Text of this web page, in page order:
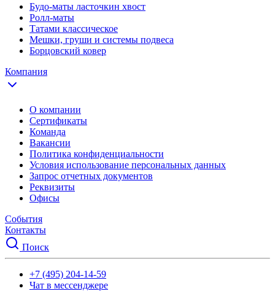
Будо-маты ласточкин хвост
Ролл-маты
Татами классическое
Мешки, груши и системы подвеса
Борцовский ковер
Компания
О компании
Сертификаты
Команда
Вакансии
Политика конфиденциальности
Условия использование персональных данных
Запрос отчетных документов
Реквизиты
Офисы
События
Контакты
Поиск
+7 (495) 204-14-59
Чат в мессенджере